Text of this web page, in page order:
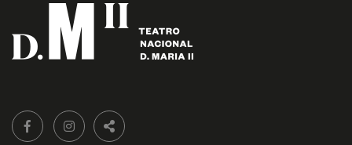
Siga-
nos:
FACEBOOK LIVRARIA DO TEATRO ONLINE.
INSTAGRAM LIVRARIA DO TEATRO ONLINE.
PARTILHAR